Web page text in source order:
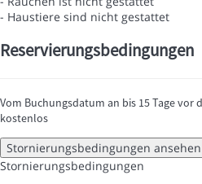
- Haustiere sind nicht gestattet
Reservierungsbedingungen
Vom Buchungsdatum an bis 15 Tage vor
kostenlos
Stornierungsbedingungen ansehen
Stornierungsbedingungen